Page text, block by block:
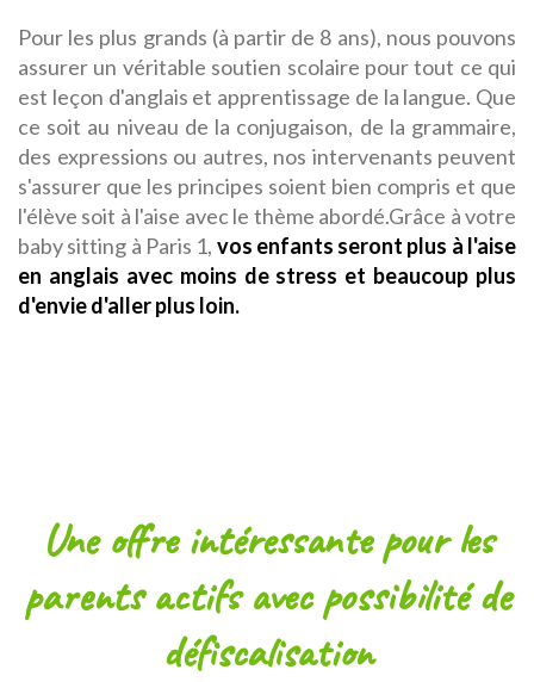
Pour les plus grands (à partir de 8 ans), nous pouvons
assurer un véritable soutien scolaire pour tout ce qui
est leçon d'anglais et apprentissage de la langue. Que
ce soit au niveau de la conjugaison, de la grammaire,
des expressions ou autres, nos intervenants peuvent
s'assurer que les principes soient bien compris et que
l'élève soit à l'aise avec le thème abordé.Grâce à votre
baby sitting à Paris 1, vos enfants seront plus à l'aise
en anglais avec moins de stress et beaucoup plus
d'envie d'aller plus loin.
Une offre intéressante pour les
parents actifs avec possibilité de
défiscalisation